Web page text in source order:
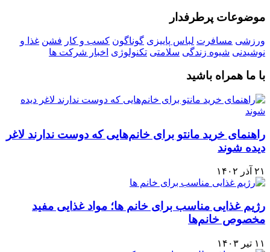
موضوعات پرطرفدار
ورزشی مسافرت لباس پاییزی گوناگون کسب و کار فشن غذا و
نوشیدنی شیوه زندگی سلامتی تکنولوژی اخبار شرکت ها
با ما همراه باشید
راهنمای خرید مانتو برای خانم‌هایی که دوست ندارند لاغر
دیده شوند
۲۱ آذر ۱۴۰۲
رژیم غذایی مناسب برای خانم ها؛ مواد غذایی مفید
مخصوص خانم‌ها
۱۱ تیر ۱۴۰۳